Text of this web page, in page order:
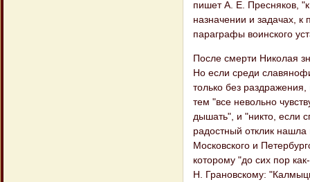
пишет А. Е. Пресняков,
назначении и задачах, к
параграфы воинского
После смерти Николая
Но если среди
только без
тем "все невольно
дышать", и "никто, если
радостный отклик
Московского и
которому "до сих пор
Н. Грановскому: